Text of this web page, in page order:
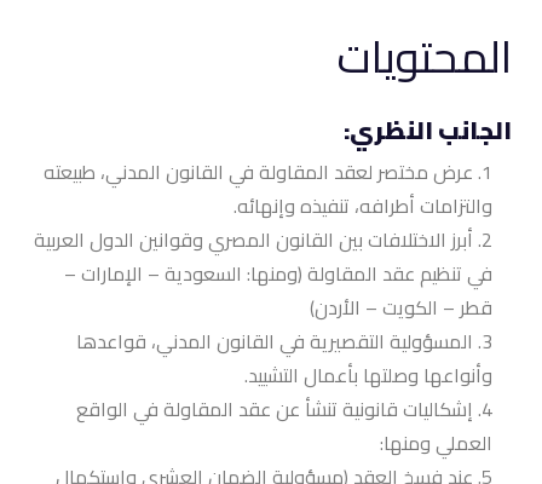
المحتويات
الجانب النظري:
عرض مختصر لعقد المقاولة في القانون المدني، طبيعته
والتزامات أطرافه، تنفيذه وإنهائه.
أبرز الاختلافات بين القانون المصري وقوانين الدول العربية
في تنظيم عقد المقاولة (ومنها: السعودية – الإمارات –
قطر – الكويت – الأردن)
المسؤولية التقصيرية في القانون المدني، قواعدها
وأنواعها وصلتها بأعمال التشييد.
إشكاليات قانونية تنشأ عن عقد المقاولة في الواقع
العملي ومنها: